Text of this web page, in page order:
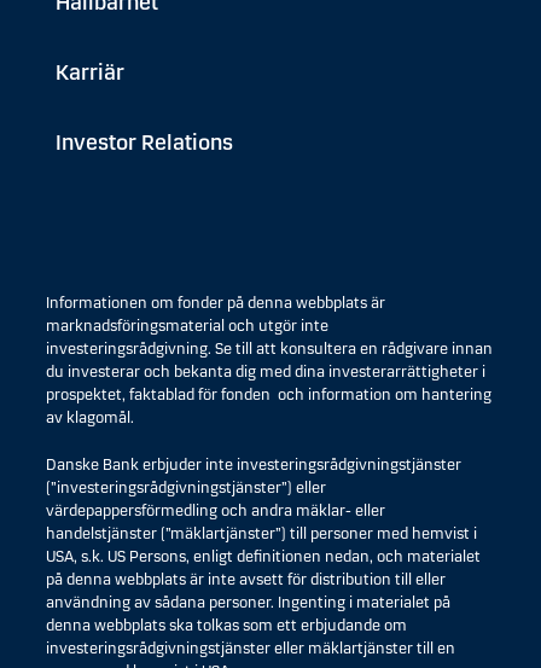
Karriär
Investor Relations
Informationen om fonder på denna webbplats är
marknadsföringsmaterial och utgör inte
investeringsrådgivning. Se till att konsultera en rådgivare innan
du investerar och bekanta dig med dina investerarrättigheter i
prospektet, faktablad för fonden och information om hantering
av klagomål.
Danske Bank erbjuder inte investeringsrådgivningstjänster
(”investeringsrådgivningstjänster”) eller
värdepappersförmedling och andra mäklar- eller
handelstjänster (”mäklartjänster”) till personer med hemvist i
USA, s.k. US Persons, enligt definitionen nedan, och materialet
på denna webbplats är inte avsett för distribution till eller
användning av sådana personer. Ingenting i materialet på
denna webbplats ska tolkas som ett erbjudande om
investeringsrådgivningstjänster eller mäklartjänster till en